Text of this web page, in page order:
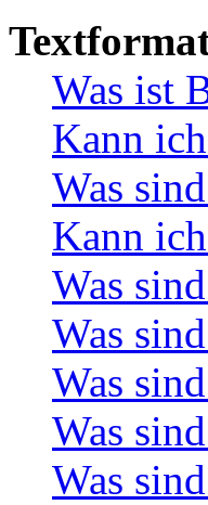
Was ist
Kann
Was
Kann
Was
Was
Was
Was
Was